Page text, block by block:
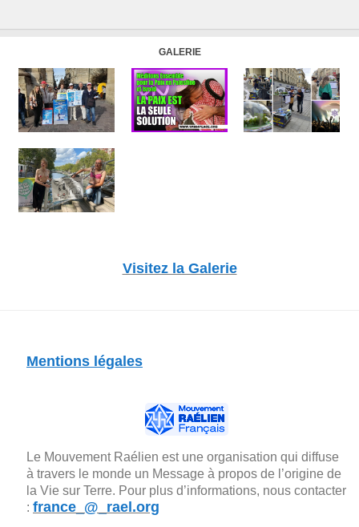
GALERIE
Visitez la Galerie
Mentions légales
Le Mouvement Raélien est une organisation qui diffuse
à travers le monde un Message à propos de l’origine de
la Vie sur Terre. Pour plus d’informations, nous contacter
: france_@_rael.org